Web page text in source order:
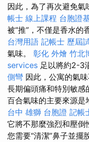
因此，為了再次避免
帳士 線上課程 台胞證
被“推”，不僅是香水的
台灣用語 記帳士 歷屆
氣味。 彰化 外燴 竹北
services 足以將約2-3
側彎 因此，公寓的氣
長期偏頭痛和特別敏感
百合氣味的主要來源是
台中 雄獅 台胞證 記帳
它將不那麼強烈和壓倒
您需要“清潔”鼻子並擺